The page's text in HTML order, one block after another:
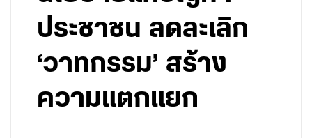
ประชาชน ลดละเลิก
‘วาทกรรม’ สร้าง
ความแตกแยก